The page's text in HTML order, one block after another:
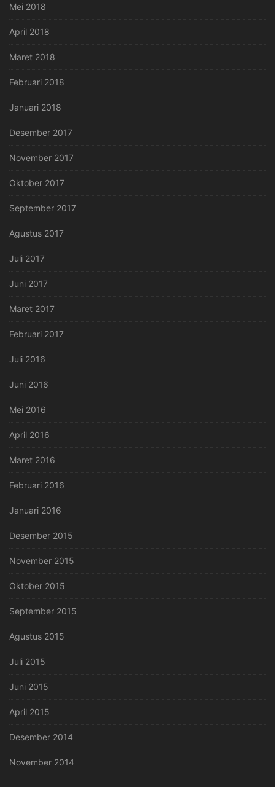
Mei 2018
April 2018
Maret 2018
Februari 2018
Januari 2018
Desember 2017
November 2017
Oktober 2017
September 2017
Agustus 2017
Juli 2017
Juni 2017
Maret 2017
Februari 2017
Juli 2016
Juni 2016
Mei 2016
April 2016
Maret 2016
Februari 2016
Januari 2016
Desember 2015
November 2015
Oktober 2015
September 2015
Agustus 2015
Juli 2015
Juni 2015
April 2015
Desember 2014
November 2014